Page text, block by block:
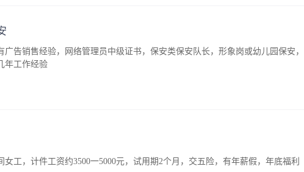
广告销售经验，网络管理员中级证书，保安类保安队长，形象岗或幼儿园保安
年工作经验
女工，计件工资约3500一5000元，试用期2个月，交五险，有年薪假，年底福利